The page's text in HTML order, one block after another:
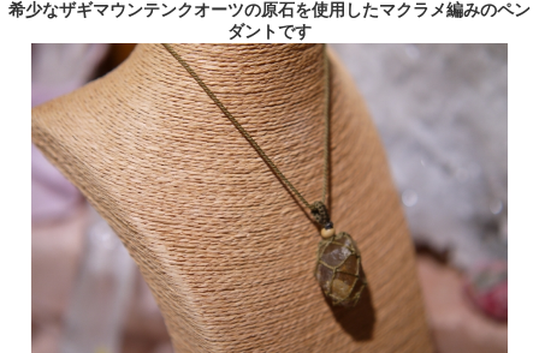
希少なザギマウンテンクオーツの原石を使用したマクラメ編みのペン
ダントです